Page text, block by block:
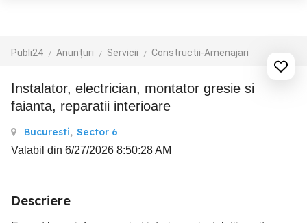
Publi24 Anunțuri Servicii Constructii-Amenajari
Instalator, electrician, montator gresie si
faianta, reparatii interioare
Bucuresti, Sector 6
Valabil din 6/27/2026 8:50:28 AM
Descriere